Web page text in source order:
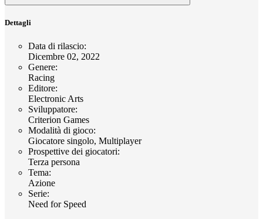
Dettagli
Data di rilascio:
Dicembre 02, 2022
Genere:
Racing
Editore:
Electronic Arts
Sviluppatore:
Criterion Games
Modalità di gioco:
Giocatore singolo, Multiplayer
Prospettive dei giocatori:
Terza persona
Tema:
Azione
Serie:
Need for Speed